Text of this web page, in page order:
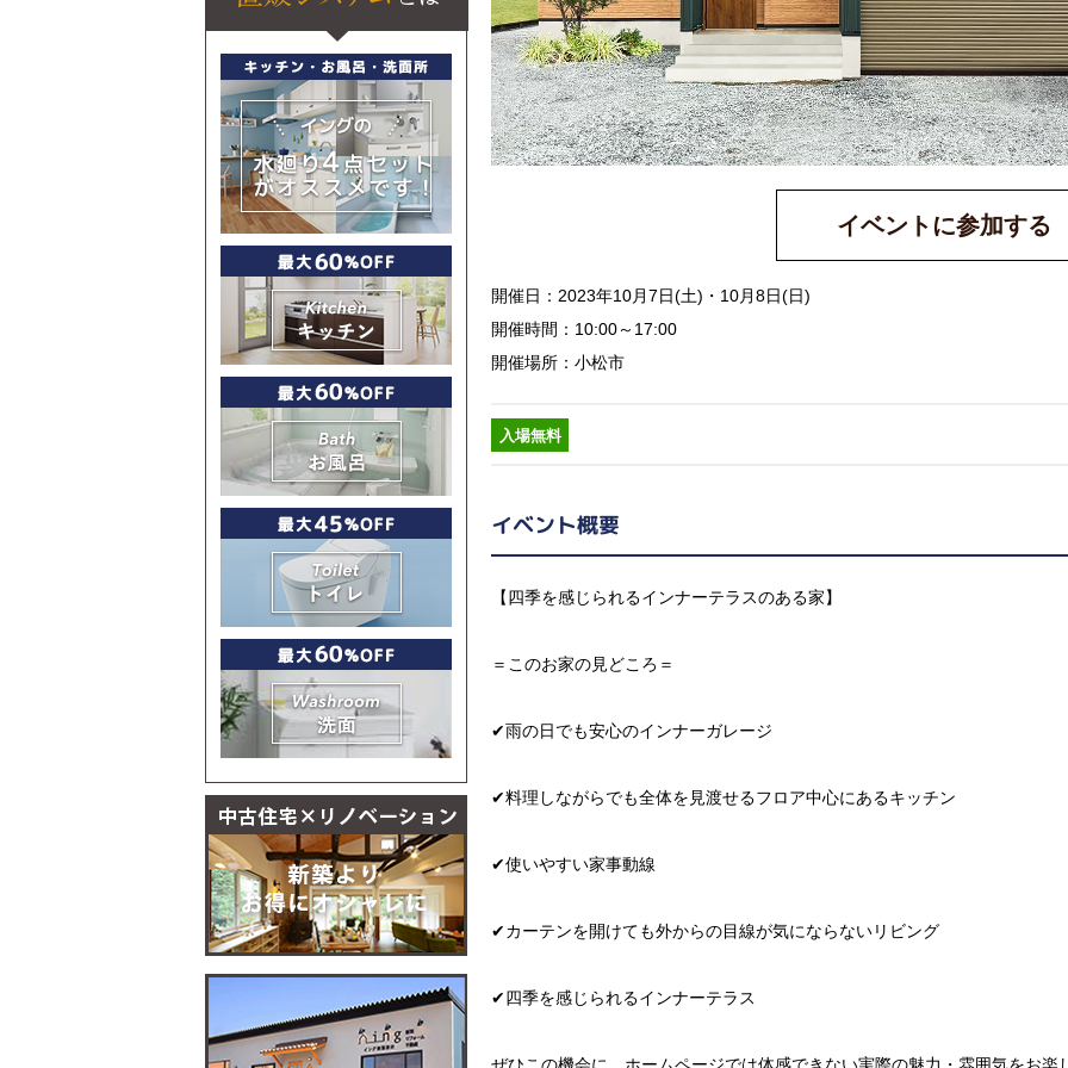
イベントに参加する
開催日：2023年10月7日(土)・10月8日(日)
開催時間：10:00～17:00
開催場所：小松市
入場無料
イベント概要
【四季を感じられるインナーテラスのある家】
＝このお家の見どころ＝
✔︎雨の日でも安心のインナーガレージ
✔︎料理しながらでも全体を見渡せるフロア中心にあるキッチン
✔︎使いやすい家事動線
✔︎カーテンを開けても外からの目線が気にならないリビング
✔︎四季を感じられるインナーテラス